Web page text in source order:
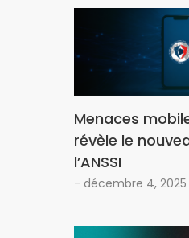
Menaces
révèle le
l’ANSSI
- décembre 4, 2025